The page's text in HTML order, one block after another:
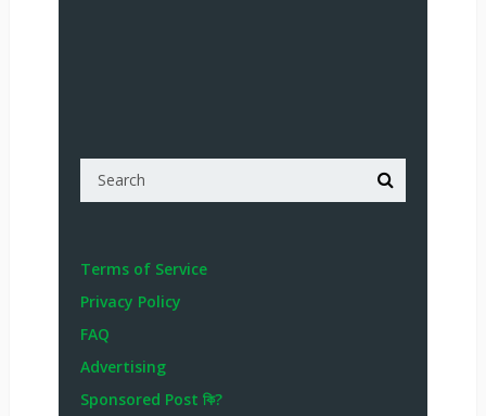
Terms of Service
Privacy Policy
FAQ
Advertising
Sponsored Post কি?